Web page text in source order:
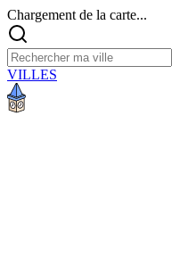
Chargement de la carte...
VILLES